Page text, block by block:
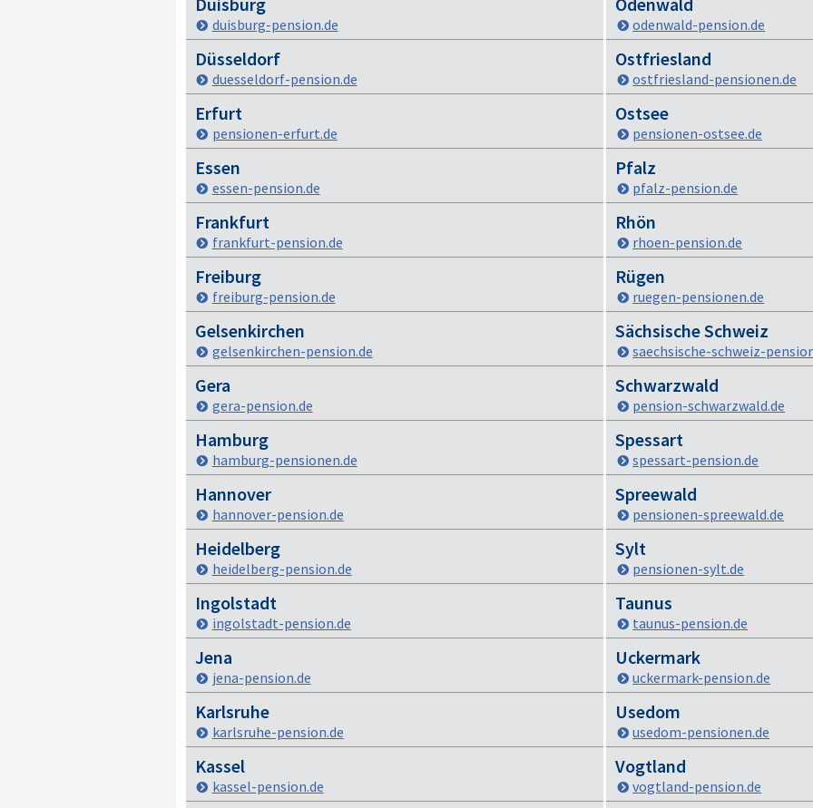
duisburg-pension.de
Düsseldorf
duesseldorf-pension.de
Erfurt
pensionen-erfurt.de
Essen
essen-pension.de
Frankfurt
frankfurt-pension.de
Freiburg
freiburg-pension.de
Gelsenkirchen
gelsenkirchen-pension.de
Gera
gera-pension.de
Hamburg
hamburg-pensionen.de
Hannover
hannover-pension.de
Heidelberg
heidelberg-pension.de
Ingolstadt
ingolstadt-pension.de
Jena
jena-pension.de
Karlsruhe
karlsruhe-pension.de
Kassel
kassel-pension.de
odenwald-pension.de
Ostfriesland
ostfriesland-pensionen.de
Ostsee
pensionen-ostsee.de
Pfalz
pfalz-pension.de
Rhön
rhoen-pension.de
Rügen
ruegen-pensionen.de
Sächsische Schweiz
saechsische-schweiz-
Schwarzwald
pension-schwarzwald.de
Spessart
spessart-pension.de
Spreewald
pensionen-spreewald.de
Sylt
pensionen-sylt.de
Taunus
taunus-pension.de
Uckermark
uckermark-pension.de
Usedom
usedom-pensionen.de
Vogtland
vogtland-pension.de